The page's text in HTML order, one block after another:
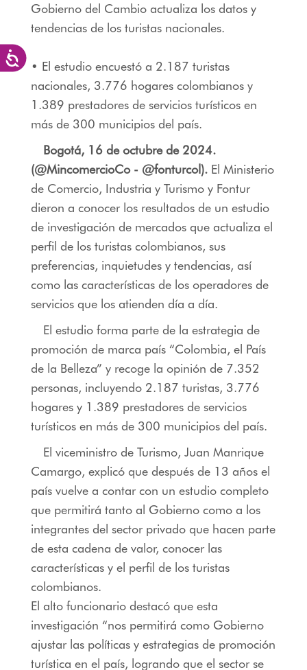
Accesibilidad
Gobierno del Cambio actualiza los datos y
tendencias de los turistas nacionales.
• El estudio encuestó a 2.187 turistas
nacionales, 3.776 hogares colombianos y
1.389 prestadores de servicios turísticos en
más de 300 municipios del país.
Bogotá, 16 de octubre de 2024.
(@MincomercioCo - @fonturcol). El Ministerio
de Comercio, Industria y Turismo y Fontur
dieron a conocer los resultados de un estudio
de investigación de mercados que actualiza el
perfil de los turistas colombianos, sus
preferencias, inquietudes y tendencias, así
como las características de los operadores de
servicios que los atienden día a día.
El estudio forma parte de la estrategia de
promoción de marca país “Colombia, el País
de la Belleza” y recoge la opinión de 7.352
personas, incluyendo 2.187 turistas, 3.776
hogares y 1.389 prestadores de servicios
turísticos en más de 300 municipios del país.
El viceministro de Turismo, Juan Manrique
Camargo, explicó que después de 13 años el
país vuelve a contar con un estudio completo
que permitirá tanto al Gobierno como a los
integrantes del sector privado que hacen parte
de esta cadena de valor, conocer las
características y el perfil de los turistas
colombianos.
El alto funcionario destacó que esta
investigación “nos permitirá como Gobierno
ajustar las políticas y estrategias de promoción
turística en el país, logrando que el sector se